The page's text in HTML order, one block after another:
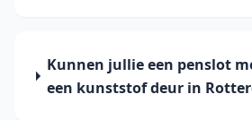
Kunnen jullie een penslot
een kunststof deur in